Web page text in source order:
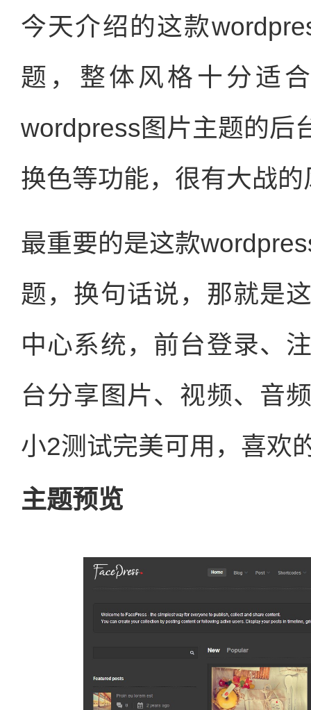
今天介绍的这款
题，整体风格十分适
wordpress图片主题的后
换色等功能，很有大战
最重要的是这款
题，换句话说，那就是
中心系统，前台登录、
台分享图片、视频、音
小2测试完美可用，喜欢
主题预览